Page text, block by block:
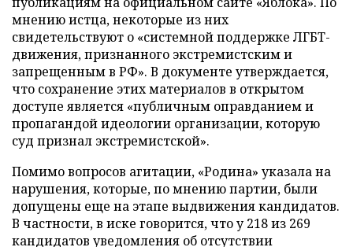
мнению истца, некоторые из них
свидетельствуют о «системной поддержке ЛГБТ-
движения, признанного экстремистским и
запрещенным в РФ». В документе утверждается,
что сохранение этих материалов в открытом
доступе является «публичным оправданием и
пропагандой идеологии организации, которую
суд признал экстремистской».
Помимо вопросов агитации, «Родина» указала на
нарушения, которые, по мнению партии, были
допущены еще на этапе выдвижения кандидатов.
В частности, в иске говорится, что у 218 из 269
кандидатов уведомления об отсутствии